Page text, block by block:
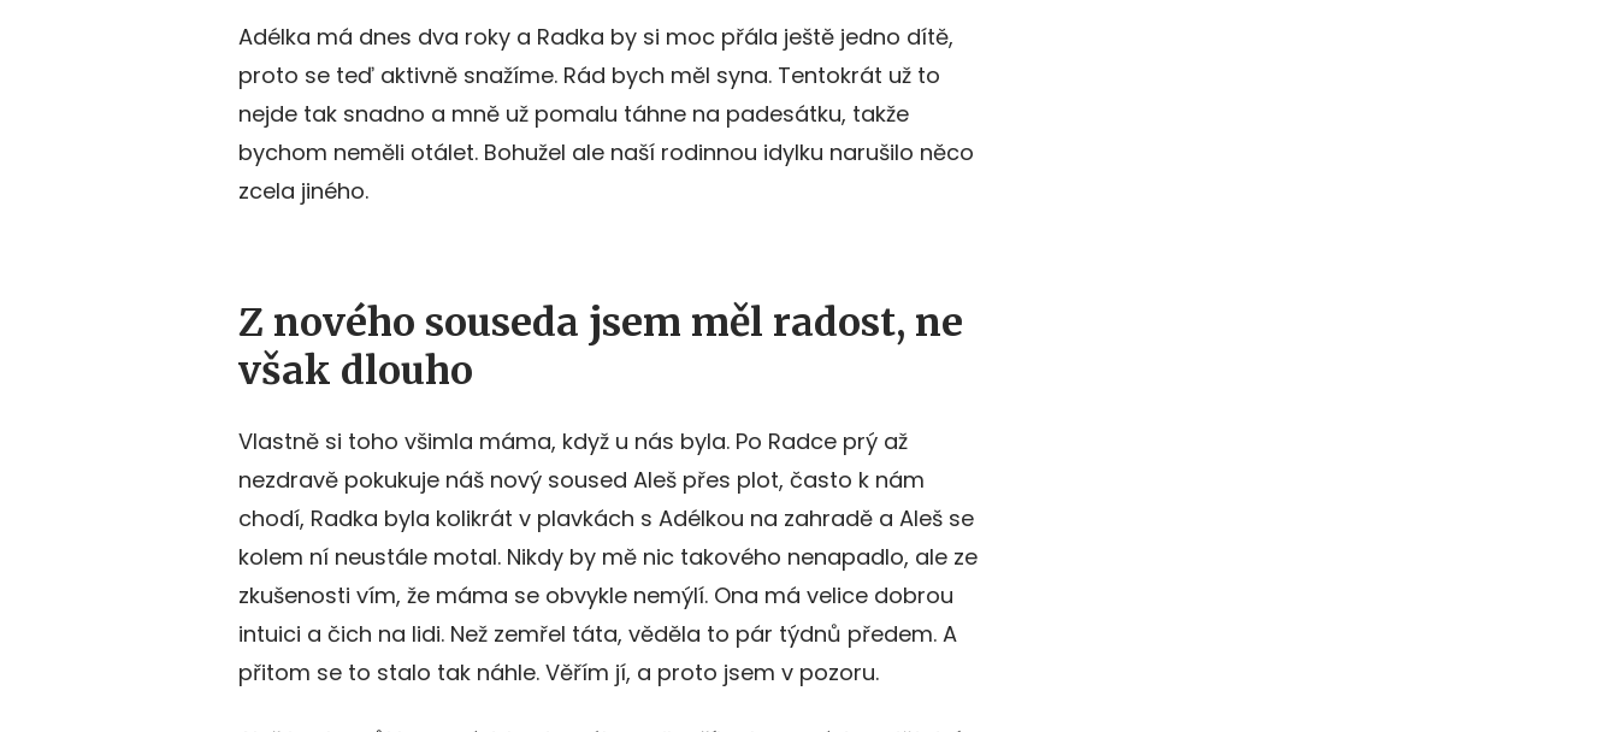
Adélka má dnes dva roky a Radka by si moc přála ještě jedno dítě,
proto se teď aktivně snažíme. Rád bych měl syna. Tentokrát už to
nejde tak snadno a mně už pomalu táhne na padesátku, takže
bychom neměli otálet. Bohužel ale naší rodinnou idylku narušilo něco
zcela jiného.
Z nového souseda jsem měl radost, ne
však dlouho
Vlastně si toho všimla máma, když u nás byla. Po Radce prý až
nezdravě pokukuje náš nový soused Aleš přes plot, často k nám
chodí, Radka byla kolikrát v plavkách s Adélkou na zahradě a Aleš se
kolem ní neustále motal. Nikdy by mě nic takového nenapadlo, ale ze
zkušenosti vím, že máma se obvykle nemýlí. Ona má velice dobrou
intuici a čich na lidi. Než zemřel táta, věděla to pár týdnů předem. A
přitom se to stalo tak náhle. Věřím jí, a proto jsem v pozoru.